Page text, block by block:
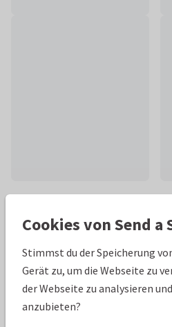
Schöne Extras zu deiner
Cookies von Send a
Stimmst du der Speicherung
Gerät zu, um die Webseite zu
der Webseite zu analysieren
anzubieten?